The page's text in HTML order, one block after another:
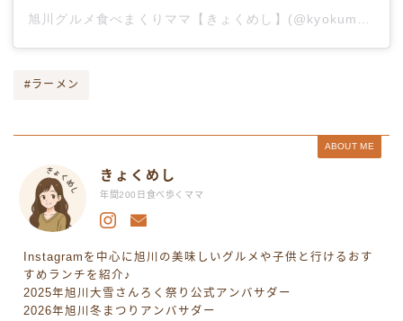
#ラーメン
ABOUT ME
きょくめし
年間200日食べ歩くママ
Instagramを中心に旭川の美味しいグルメや子供と行けるおす
すめランチを紹介♪
2025年旭川大雪さんろく祭り公式アンバサダー
2026年旭川冬まつりアンバサダー